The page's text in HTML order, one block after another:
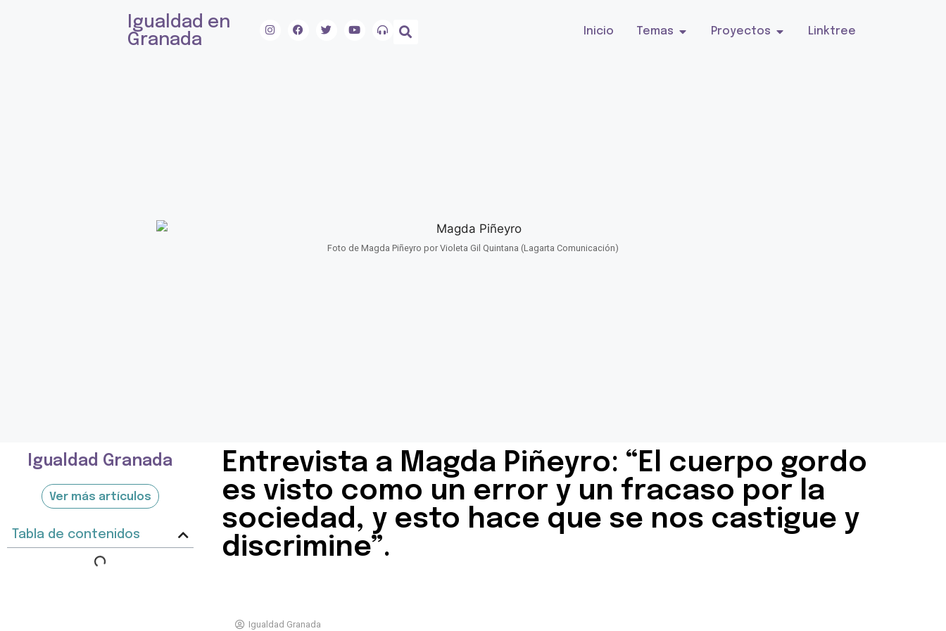
Igualdad en
Granada
Inicio Temas Proyectos Linktree
Foto de Magda Piñeyro por Violeta Gil Quintana (Lagarta Comunicación)
Igualdad Granada
Ver más artículos
Tabla de contenidos
Entrevista a Magda Piñeyro: “El cuerpo gordo
es visto como un error y un fracaso por la
sociedad, y esto hace que se nos castigue y
discrimine”.
Igualdad Granada